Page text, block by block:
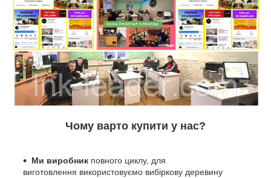
Чому варто купити у нас?
Ми виробник повного циклу, для
виготовлення використовуємо вибіркову деревину